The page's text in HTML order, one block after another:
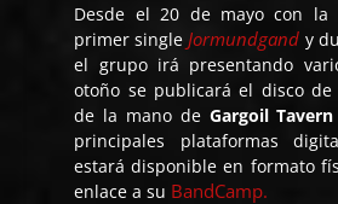
Desde el 20 de mayo con la
primer single Jormundgand y
el grupo irá presentando
otoño se publicará el disco
de la mano de Gargoil
principales plataformas
estará disponible en formato
enlace a su BandCamp.